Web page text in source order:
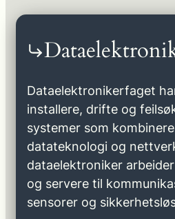
Dataelektronikerfaget
installere, drifte og
systemer som
datateknologi og
dataelektroniker
og servere til
sensorer og